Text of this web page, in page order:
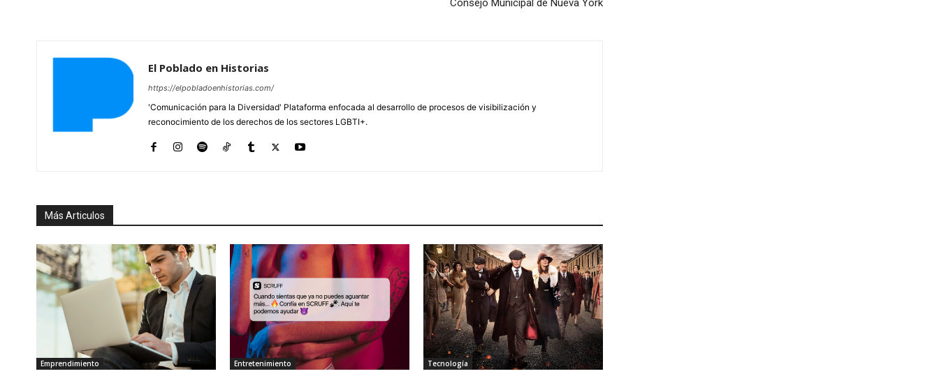
Consejo Municipal de Nueva York
El Poblado en Historias
https://elpobladoenhistorias.com/
'Comunicación para la Diversidad' Plataforma enfocada al desarrollo de procesos de visibilización y
reconocimiento de los derechos de los sectores LGBTI+.
Más Articulos
Emprendimiento Entretenimiento Tecnología